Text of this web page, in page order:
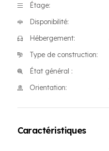
Étage:
Disponibilité:
Hébergement:
Type de construction:
État général :
Orientation:
Caractéristiques